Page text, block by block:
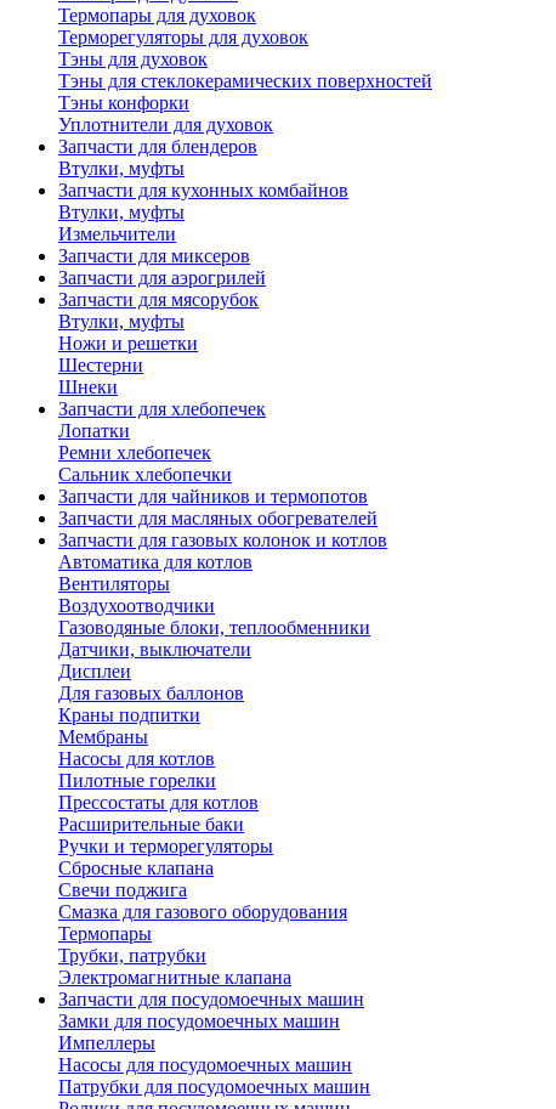
Термопары для духовок
Терморегуляторы для духовок
Тэны для духовок
Тэны для стеклокерамических поверхностей
Тэны конфорки
Уплотнители для духовок
Запчасти для блендеров
Втулки, муфты
Запчасти для кухонных комбайнов
Втулки, муфты
Измельчители
Запчасти для миксеров
Запчасти для аэрогрилей
Запчасти для мясорубок
Втулки, муфты
Ножи и решетки
Шестерни
Шнеки
Запчасти для хлебопечек
Лопатки
Ремни хлебопечек
Сальник хлебопечки
Запчасти для чайников и термопотов
Запчасти для масляных обогревателей
Запчасти для газовых колонок и котлов
Автоматика для котлов
Вентиляторы
Воздухоотводчики
Газоводяные блоки, теплообменники
Датчики, выключатели
Дисплеи
Для газовых баллонов
Краны подпитки
Мембраны
Насосы для котлов
Пилотные горелки
Прессостаты для котлов
Расширительные баки
Ручки и терморегуляторы
Сбросные клапана
Свечи поджига
Смазка для газового оборудования
Термопары
Трубки, патрубки
Электромагнитные клапана
Запчасти для посудомоечных машин
Замки для посудомоечных машин
Импеллеры
Насосы для посудомоечных машин
Патрубки для посудомоечных машин